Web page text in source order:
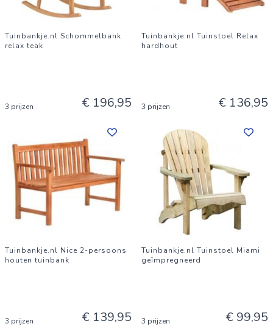
Tuinbankje.nl Schommelbank
relax teak
3 prijzen € 196,95
Tuinbankje.nl Tuinstoel Relax
hardhout
3 prijzen € 136,95
Tuinbankje.nl Nice 2-persoons
houten tuinbank
3 prijzen € 139,95
Tuinbankje.nl Tuinstoel Miami
geïmpregneerd
3 prijzen € 99,95